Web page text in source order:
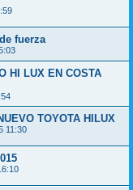
fuerza
HI LUX EN COSTA
TOYOTA HILUX
11:30